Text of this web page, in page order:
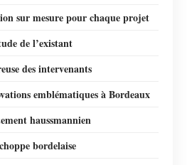
sur mesure pour chaque projet
de l’existant
des intervenants
emblématiques à Bordeaux
haussmannien
bordelaise